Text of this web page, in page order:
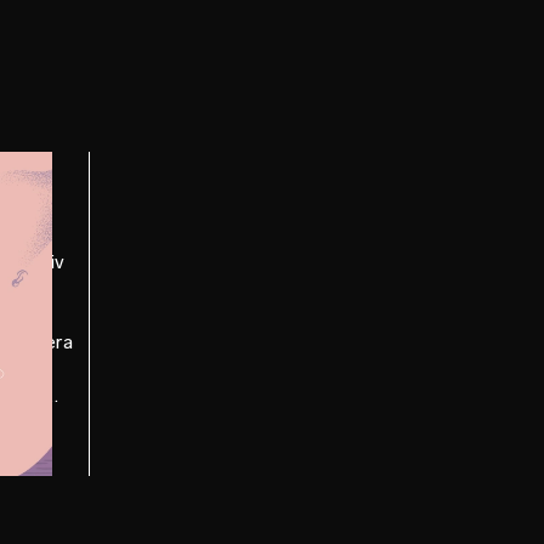
intuitiv
bäst.